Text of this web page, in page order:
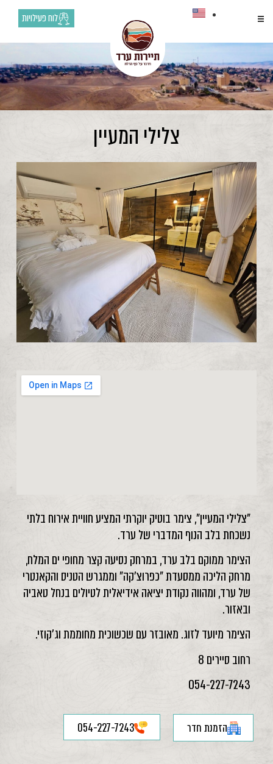
לוח פעילויות
צלילי המעיין
"צלילי המעיין", צימר בוטיק יוקרתי המציע חוויית אירוח בלתי
נשכחת בלב הנוף המדברי של ערד.
הצימר ממוקם בלב ערד, במרחק נסיעה קצר מחופי ים המלח,
מרחק הליכה ממסעדת "כפרוצ'קה" וממגרש הטניס והקאנטרי
של ערד, ומהווה נקודת יציאה אידיאלית לטיולים בנחל טאביה
ובאזור.
הצימר מיועד לזוג. מאובזר עם שכשוכית מחוממת וג'קוזי.
רחוב סיירים 8
054-227-7243
הזמנת חדר 054-227-7243